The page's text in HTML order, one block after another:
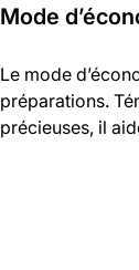
Mode
Le mode
préparations.
précieuses, il